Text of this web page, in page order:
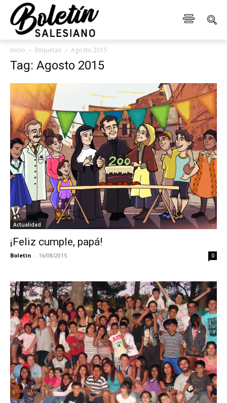
Inicio Etiquetas Agosto 2015
Tag: Agosto 2015
Actualidad
¡Feliz cumple, papá!
Boletin - 16/08/2015 0